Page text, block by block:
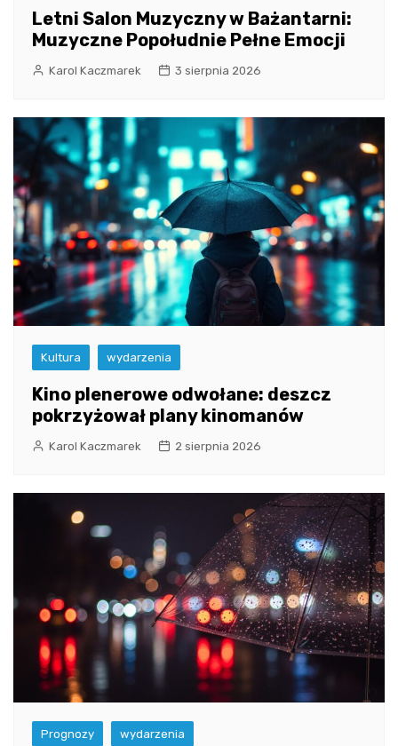
Letni Salon Muzyczny w Bażantarni:
Muzyczne Popołudnie Pełne Emocji
Karol Kaczmarek 3 sierpnia 2026
Kultura wydarzenia
Kino plenerowe odwołane: deszcz
pokrzyżował plany kinomanów
Karol Kaczmarek 2 sierpnia 2026
Prognozy wydarzenia